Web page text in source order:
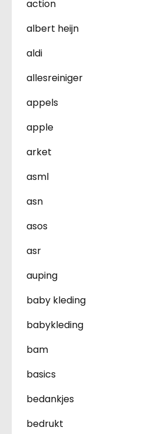
action
albert heijn
aldi
allesreiniger
appels
apple
arket
asml
asn
asos
asr
auping
baby kleding
babykleding
bam
basics
bedankjes
bedrukt